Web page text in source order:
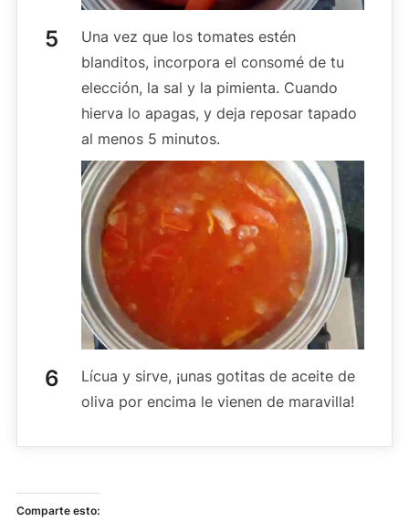
Una vez que los tomates estén
blanditos, incorpora el consomé de tu
elección, la sal y la pimienta. Cuando
hierva lo apagas, y deja reposar tapado
al menos 5 minutos.
Lícua y sirve, ¡unas gotitas de aceite de
oliva por encima le vienen de maravilla!
Comparte esto: